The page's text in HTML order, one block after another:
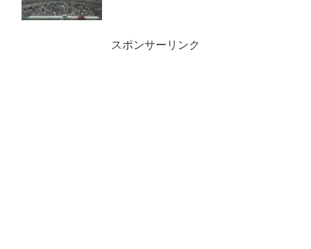
スポンサーリンク